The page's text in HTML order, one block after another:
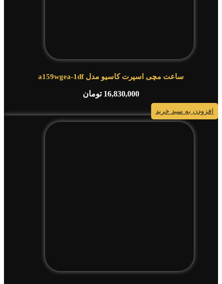
ساعت مچی اسپرت کاسیو مدل a159wgea-1df
16,830,000 تومان
افزودن به سبد خرید